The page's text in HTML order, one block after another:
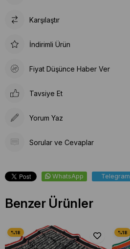
Karşılaştır
İndirimli Ürün
Fiyat Düşünce Haber Ver
Tavsiye Et
Yorum Yaz
Sorular ve Cevaplar
WhatsApp Telegram
Benzer Ürünler